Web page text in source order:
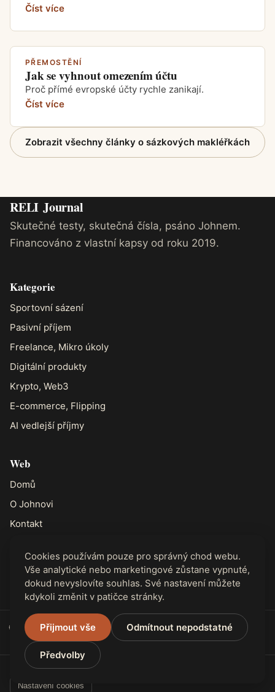
Číst více
PŘEMOSTĚNÍ
Jak se vyhnout omezením účtu
Proč přímé evropské účty rychle zanikají.
Číst více
Zobrazit všechny články o sázkových makléřkách
RELI Journal
Skutečné testy, skutečná čísla, psáno Johnem.
Financováno z vlastní kapsy od roku 2019.
Kategorie
Sportovní sázení
Pasivní příjem
Freelance, Mikro úkoly
Digitální produkty
Krypto, Web3
E-commerce, Flipping
AI vedlejší příjmy
Web
Domů
O Johnovi
Kontakt
Právní
Ochrana soukromí
🌐 Dostupné ve 31 jazycích
© 2026 RELI Journal. Všechna práva vyhrazena.
Nastavení cookies
Cookies používám pouze pro správný chod webu.
Vše analytické nebo marketingové zůstane vypnuté,
dokud nevyslovíte souhlas. Své nastavení můžete
kdykoli změnit v patičce stránky.
Přijmout vše Odmítnout nepodstatné
Předvolby